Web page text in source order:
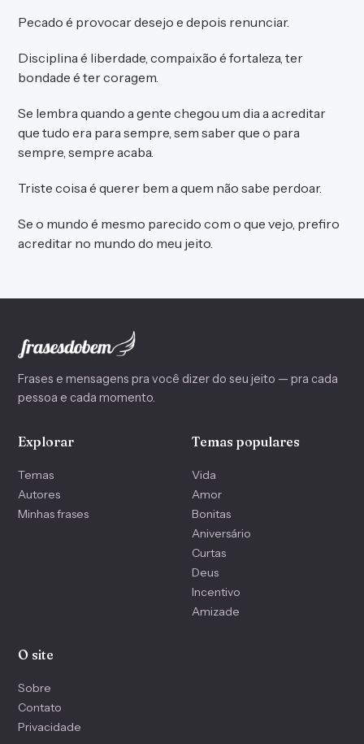
Pecado é provocar desejo e depois renunciar.
Disciplina é liberdade, compaixão é fortaleza, ter
bondade é ter coragem.
Se lembra quando a gente chegou um dia a acreditar
que tudo era para sempre, sem saber que o para
sempre, sempre acaba.
Triste coisa é querer bem a quem não sabe perdoar.
Se o mundo é mesmo parecido com o que vejo, prefiro
acreditar no mundo do meu jeito.
Frases e mensagens pra você dizer do seu jeito — pra cada
pessoa e cada momento.
Explorar
Temas
Autores
Minhas frases
Temas populares
Vida
Amor
Bonitas
Aniversário
Curtas
Deus
Incentivo
Amizade
O site
Sobre
Contato
Privacidade